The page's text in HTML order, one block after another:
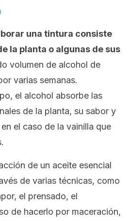
una tintura consiste
la planta o algunas de sus
volumen de alcohol de
varias semanas.
el alcohol absorbe las
de la planta, su sabor y
el caso de la vainilla que
de un aceite esencial
de varias técnicas, como
el prensado, el
de hacerlo por maceración,